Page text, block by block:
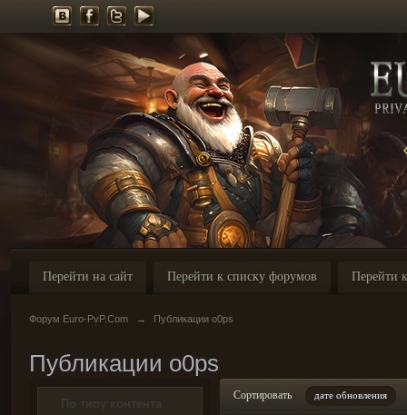
Перейти на сайт Перейти к списку форумов Перейти
Форум Euro-PvP.Com → Публикации o0ps
Публикации o0ps
По типу контента
Сортировать дате обновления